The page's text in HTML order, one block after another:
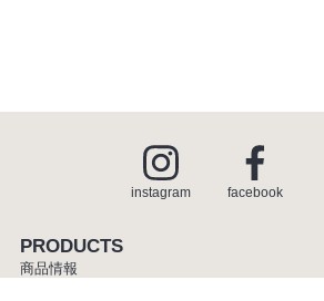
instagram facebook
PRODUCTS
商品情報